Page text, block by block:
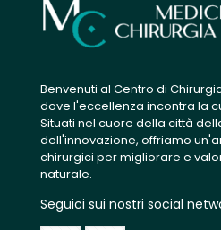
Benvenuti al Centro di
dove l'eccellenza incontra la
Situati nel cuore della città
dell'innovazione, offriamo
chirurgici per migliorare e
naturale.
Seguici sui nostri social